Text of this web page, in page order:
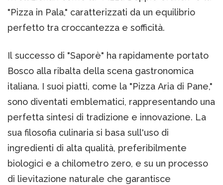
"Pizza in Pala," caratterizzati da un equilibrio
perfetto tra croccantezza e sofficità.
Il successo di "Saporè" ha rapidamente portato
Bosco alla ribalta della scena gastronomica
italiana. I suoi piatti, come la "Pizza Aria di Pane,"
sono diventati emblematici, rappresentando una
perfetta sintesi di tradizione e innovazione. La
sua filosofia culinaria si basa sull'uso di
ingredienti di alta qualità, preferibilmente
biologici e a chilometro zero, e su un processo
di lievitazione naturale che garantisce